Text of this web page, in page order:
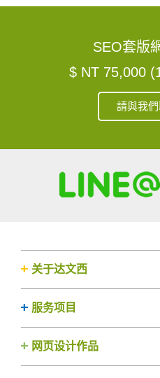
SEO套版
$ NT 75,000
請與我
关于达文西
服务项目
网页设计作品